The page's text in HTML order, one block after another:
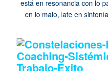
está en resonancia con lo
en lo malo, late en